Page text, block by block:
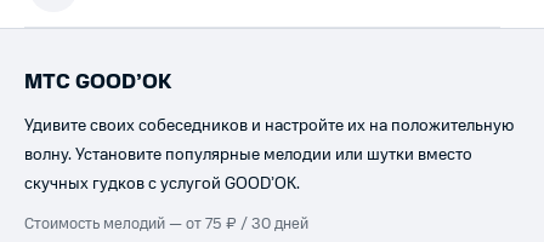
МТС GOOD’OK
Удивите своих собеседников и настройте их на положительную
волну. Установите популярные мелодии или шутки вместо
скучных гудков с услугой GOOD’OK.
Стоимость мелодий — от 75 ₽ / 30 дней